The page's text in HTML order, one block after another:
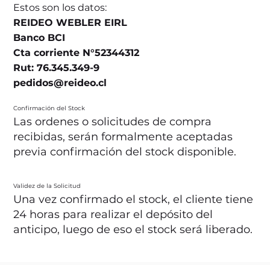
Estos son los datos:
REIDEO WEBLER EIRL
Banco BCI
Cta corriente N°52344312
Rut: 76.345.349-9
pedidos@reideo.cl
Confirmación del Stock
Las ordenes o solicitudes de compra
recibidas, serán formalmente aceptadas
previa confirmación del stock disponible.
Validez de la Solicitud
Una vez confirmado el stock, el cliente tiene
24 horas para realizar el depósito del
anticipo, luego de eso el stock será liberado.